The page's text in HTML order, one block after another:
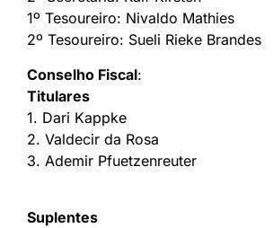
1º Tesoureiro: Nivaldo Mathies
2º Tesoureiro: Sueli Rieke Brandes
Conselho Fiscal:
Titulares
1. Dari Kappke
2. Valdecir da Rosa
3. Ademir Pfuetzenreuter
Suplentes